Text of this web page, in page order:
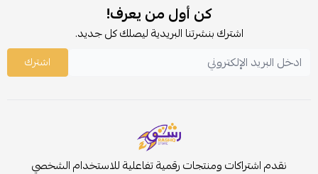
كن أول من يعرف!
اشترك بنشرتنا البريدية ليصلك كل جديد.
اشترك
نقدم اشتراكات ومنتجات رقمية تفاعلية للاستخدام الشخصي